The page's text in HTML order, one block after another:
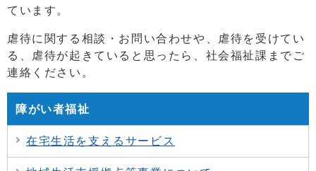
ています。
虐待に関する相談・お問い合わせや、虐待を受けてい
る、虐待が起きていると思ったら、社会福祉課までご
連絡ください。
障がい者福祉
在宅生活を支えるサービス